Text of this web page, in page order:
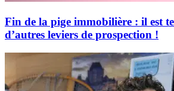
Fin de la pige immobilière : il est
d’autres leviers de prospection !